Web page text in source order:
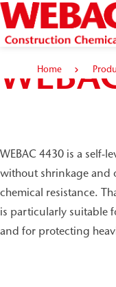
Home
WEBAC 4430 is a self-
without shrinkage and
chemical resistance.
is particularly suitable
and for protecting